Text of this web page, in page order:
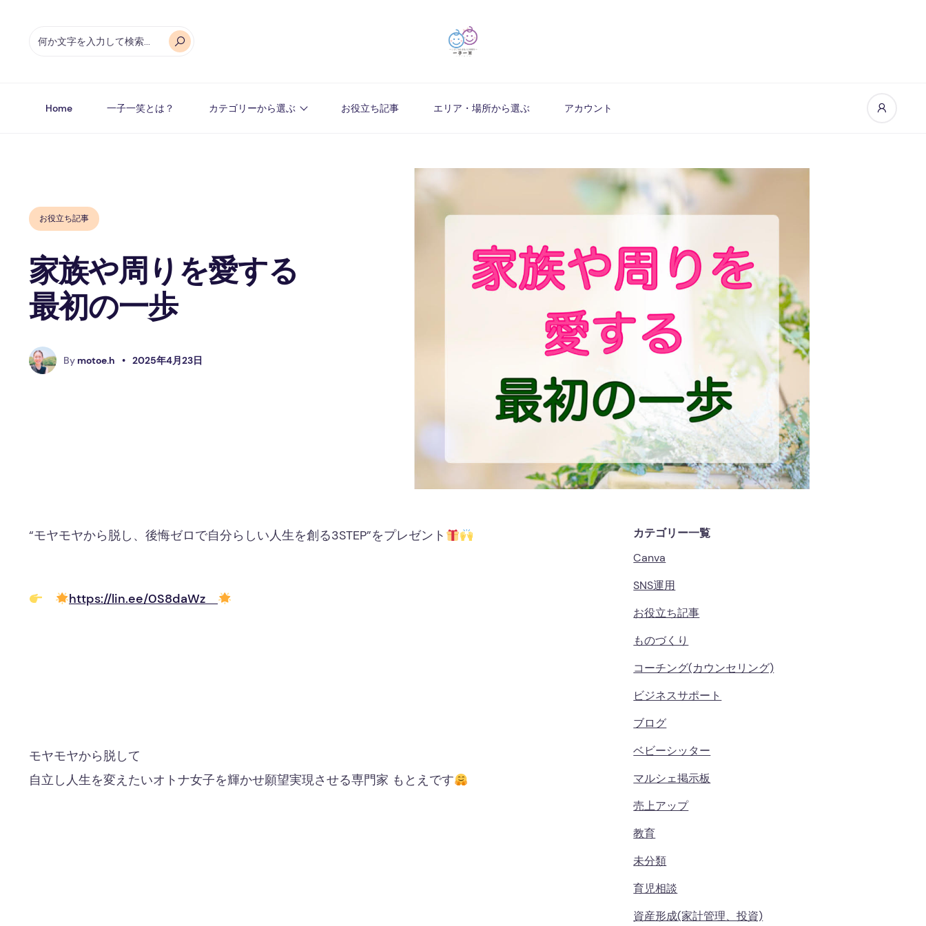
Home 一子一笑とは？ カテゴリーから選ぶ お役立ち記事 エリア・場所から選ぶ アカウント
お役立ち記事
家族や周りを愛する
最初の一歩
M By motoe.h • 2025年4月23日
“モヤモヤから脱し、後悔ゼロで自分らしい人生を創る3STEP”をプレゼント
https://lin.ee/0S8daWz
モヤモヤから脱して
自立し人生を変えたいオトナ女子を輝かせ願望実現させる専門家 もとえです
カテゴリー一覧
Canva
SNS運用
お役立ち記事
ものづくり
コーチング(カウンセリング)
ビジネスサポート
ブログ
ベビーシッター
マルシェ掲示板
売上アップ
教育
未分類
育児相談
資産形成(家計管理、投資)